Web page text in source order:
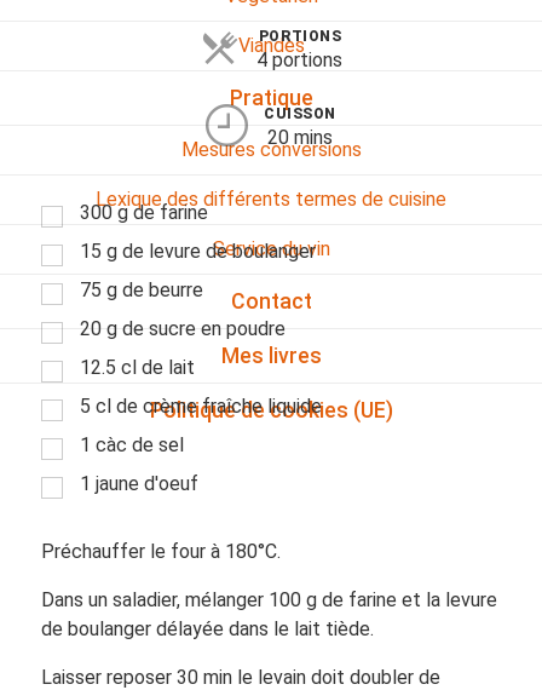
Viandes
Pratique
Mesures conversions
Lexique des différents termes de cuisine
Service du vin
Contact
Mes livres
Politique de cookies (UE)
PORTIONS
4 portions
CUISSON
20 mins
300 g de farine
15 g de levure de boulanger
75 g de beurre
20 g de sucre en poudre
12.5 cl de lait
5 cl de crème fraîche liquide
1 càc de sel
1 jaune d'oeuf
Préchauffer le four à 180°C.
Dans un saladier, mélanger 100 g de farine et la levure
de boulanger délayée dans le lait tiède.
Laisser reposer 30 min le levain doit doubler de